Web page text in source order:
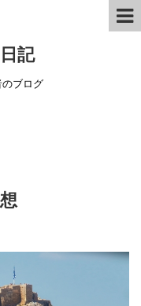
記
ブログ